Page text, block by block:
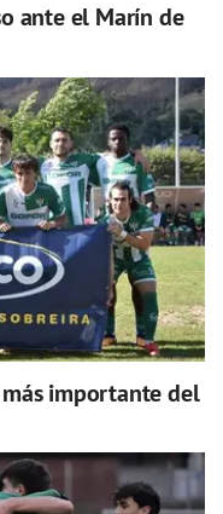
ante el Marín de
importante del